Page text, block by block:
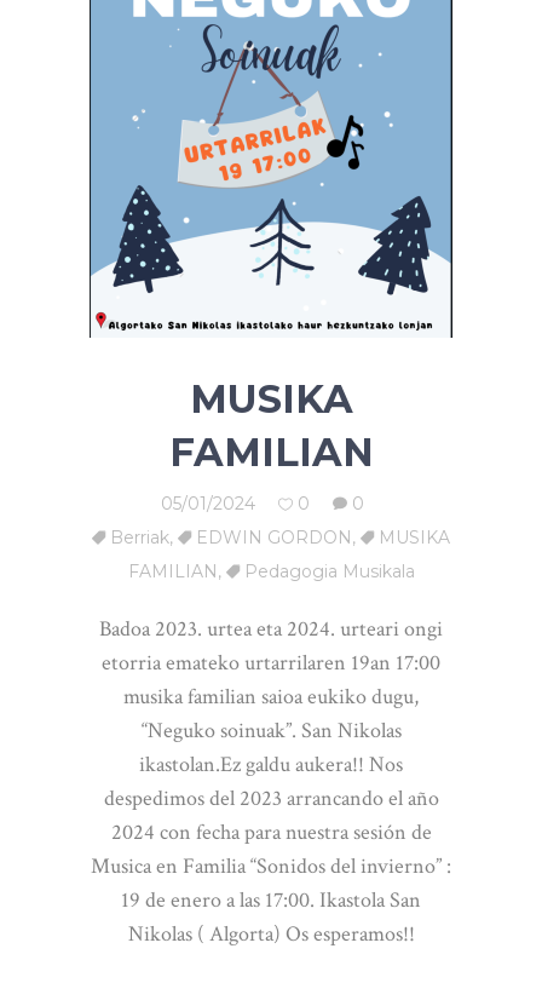
MUSIKA
FAMILIAN
05/01/2024 0
0
Berriak, EDWIN GORDON,
MUSIKA
FAMILIAN, Pedagogia Musikala
Badoa 2023. urtea eta 2024. urteari ongi
etorria emateko urtarrilaren 19an 17:00
musika familian saioa eukiko dugu,
“Neguko soinuak”. San Nikolas
ikastolan.Ez galdu aukera!! Nos
despedimos del 2023 arrancando el año
2024 con fecha para nuestra sesión de
Musica en Familia “Sonidos del invierno” :
19 de enero a las 17:00. Ikastola San
Nikolas ( Algorta) Os esperamos!!